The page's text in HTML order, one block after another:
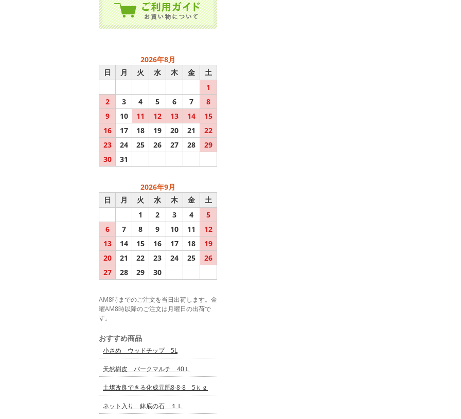
2026年8月
日
月 火 水 木 金
土
1
2
3 4 5 6 7
8
9
10 11 12 13 14
15
16
17 18 19 20 21
22
23
24 25 26 27 28
29
30
31
2026年9月
日
月 火 水 木 金
土
1
2 3 4
5
6
7 8 9 10 11
12
13
14 15 16 17 18
19
20
21 22 23 24 25
26
27
28 29 30
AM8時までのご注文を当日出荷します。金
曜AM8時以降のご注文は月曜日の出荷で
す。
おすすめ商品
小さめ ウッドチップ 5L
天然樹皮 バークマルチ 40Ｌ
土壌改良できる化成元肥8-8-8 5ｋｇ
ネット入り 鉢底の石 １Ｌ